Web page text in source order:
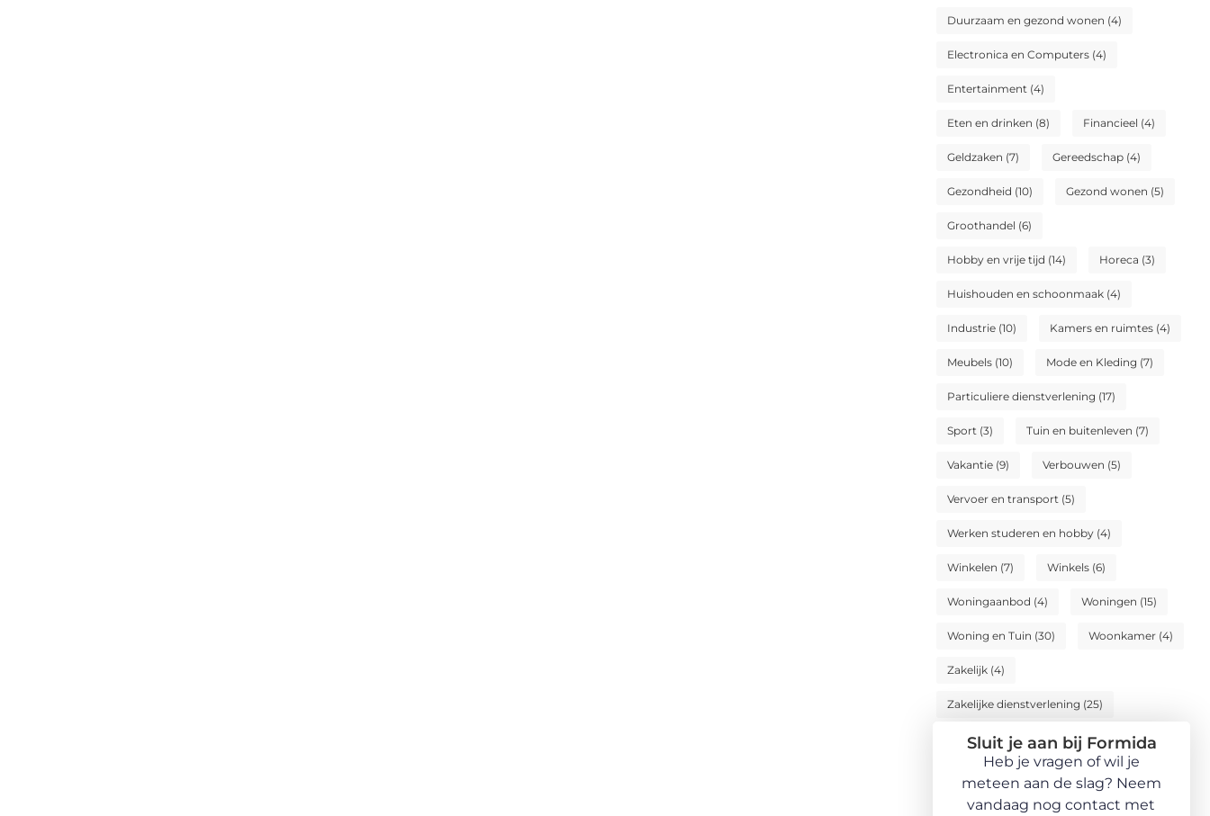
Duurzaam en gezond wonen (4)
Electronica en Computers (4)
Entertainment (4)
Eten en drinken (8) Financieel (4)
Geldzaken (7) Gereedschap (4)
Gezondheid (10) Gezond wonen (5)
Groothandel (6)
Hobby en vrije tijd (14) Horeca (3)
Huishouden en schoonmaak (4)
Industrie (10) Kamers en ruimtes (4)
Meubels (10) Mode en Kleding (7)
Particuliere dienstverlening (17)
Sport (3) Tuin en buitenleven (7)
Vakantie (9) Verbouwen (5)
Vervoer en transport (5)
Werken studeren en hobby (4)
Winkelen (7) Winkels (6)
Woningaanbod (4) Woningen (15)
Woning en Tuin (30) Woonkamer (4)
Zakelijk (4)
Zakelijke dienstverlening (25)
Sluit je aan bij Formida
Heb je vragen of wil je
meteen aan de slag? Neem
vandaag nog contact met